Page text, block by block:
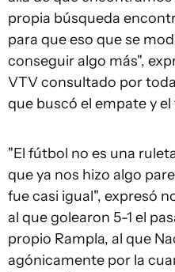
propia búsqueda
para que eso que se
conseguir algo más",
VTV consultado por
que buscó el empate y
"El fútbol no es una
que ya nos hizo algo
fue casi igual", expresó
al que golearon 5-1 el
propio Rampla, al que
agónicamente por la